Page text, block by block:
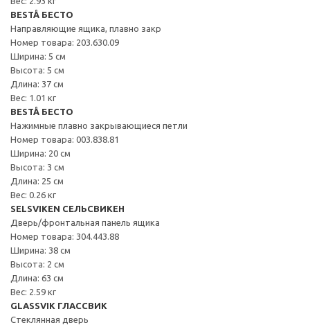
BESTÅ БЕСТО
Направляющие ящика, плавно закр
Номер товара: 203.630.09
Ширина: 5 см
Высота: 5 см
Длина: 37 см
Вес: 1.01 кг
BESTÅ БЕСТО
Нажимные плавно закрывающиеся петли
Номер товара: 003.838.81
Ширина: 20 см
Высота: 3 см
Длина: 25 см
Вес: 0.26 кг
SELSVIKEN СЕЛЬСВИКЕН
Дверь/фронтальная панель ящика
Номер товара: 304.443.88
Ширина: 38 см
Высота: 2 см
Длина: 63 см
Вес: 2.59 кг
GLASSVIK ГЛАССВИК
Стеклянная дверь